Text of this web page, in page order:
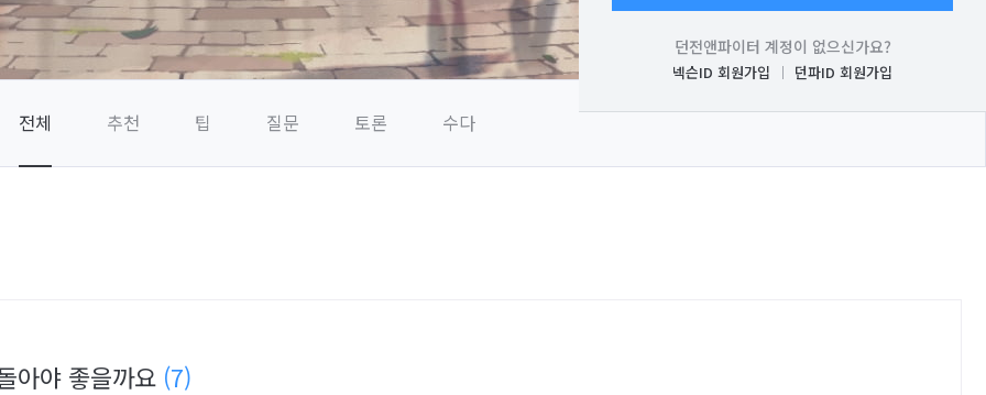
던전앤파이터 계정이 없으신가요?
넥슨ID 회원가입 던파ID 회원가입
전체 추천 팁 질문 토론 수다
아야 좋을까요 (7)